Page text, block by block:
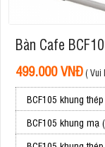
Bàn Cafe
499.000 VNĐ( Vui
BCF105 khung
BCF105 khung mạ